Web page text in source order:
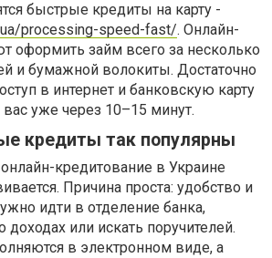
быстрые кредиты на карту -
processing-speed-fast/. Онлайн-
оформить займ всего за несколько
и бумажной волокиты. Достаточно
в интернет и банковскую карту
уже через 10–15 минут.
кредиты так популярны
кредитование в Украине
Причина проста: удобство и
идти в отделение банка,
доходах или искать поручителей.
в электронном виде, а